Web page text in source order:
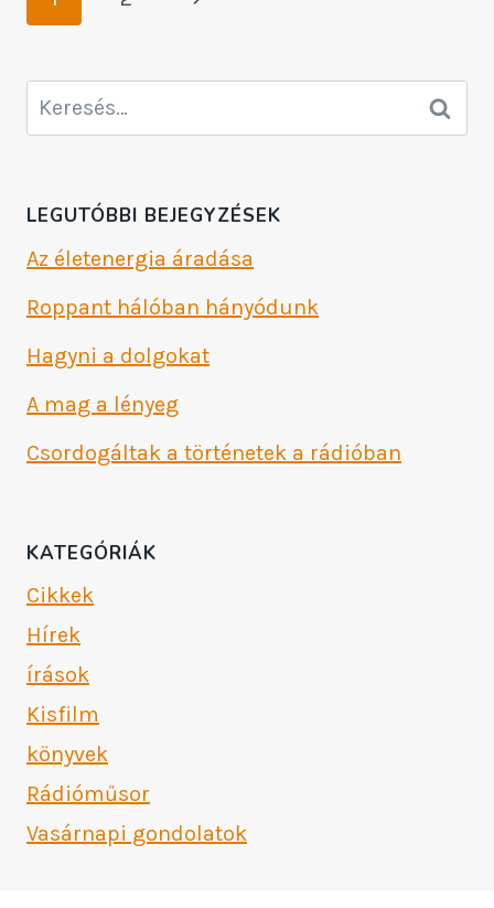
Keresés:
LEGUTÓBBI BEJEGYZÉSEK
Az életenergia áradása
Roppant hálóban hányódunk
Hagyni a dolgokat
A mag a lényeg
Csordogáltak a történetek a rádióban
KATEGÓRIÁK
Cikkek
Hírek
írások
Kisfilm
könyvek
Rádióműsor
Vasárnapi gondolatok